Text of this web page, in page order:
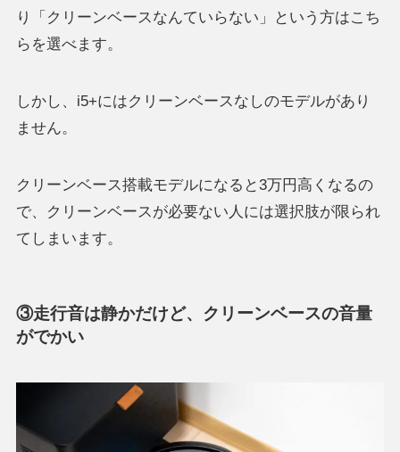
り「クリーンベースなんていらない」という方はこち
らを選べます。
しかし、i5+にはクリーンベースなしのモデルがあり
ません。
クリーンベース搭載モデルになると3万円高くなるの
で、クリーンベースが必要ない人には選択肢が限られ
てしまいます。
③走行音は静かだけど、クリーンベースの音量
がでかい